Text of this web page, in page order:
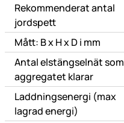
Rekommenderat antal
jordspett
Mått: B x H x D i mm
Antal elstängselnät som
aggregatet klarar
Laddningsenergi (max
lagrad energi)